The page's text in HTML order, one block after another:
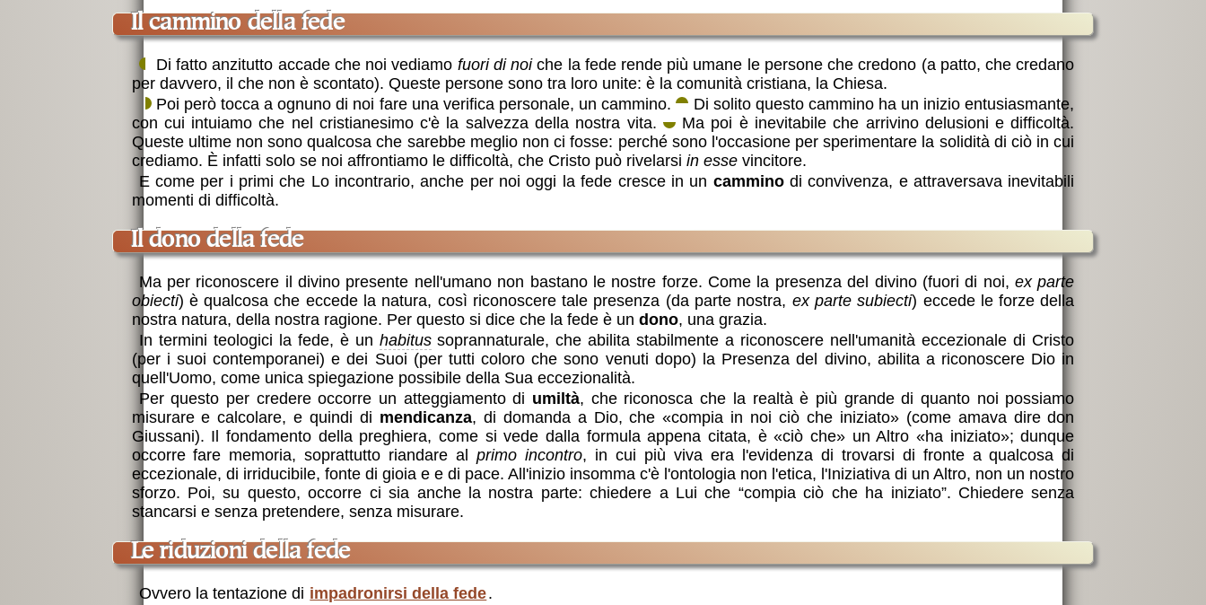
il cammino della fede
Di fatto anzitutto accade che noi vediamo fuori di noiche la fede rende più umane le persone che credono (a patto, che credano
per davvero, il che non è scontato). Queste persone sono tra loro unite: è la comunità cristiana, la Chiesa.
Poi però tocca a ognuno di noi fare una verifica personale, un cammino.
Di solito questo cammino ha un inizio entusiasmante,
con cui intuiamo che nel cristianesimo c'è la salvezza della nostra vita.
Ma poi è inevitabile che arrivino delusioni e difficoltà.
Queste ultime non sono qualcosa che sarebbe meglio non ci fosse: perché sono l'occasione per sperimentare la solidità di ciò in cui
crediamo. È infatti solo se noi affrontiamo le difficoltà, che Cristo può rivelarsi in essevincitore.
E come per i primi che Lo incontrario, anche per noi oggi la fede cresce in un camminodi convivenza, e attraversava inevitabili
momenti di difficoltà.
Il dono della fede
Ma per riconoscere il divino presente nell'umano non bastano le nostre forze. Come la presenza del divino (fuori di noi,ex parte
obiecti) è qualcosa che eccede la natura, così riconoscere tale presenza (da parte nostra, ex parte subiecti) eccede le forze della
nostra natura, della nostra ragione. Per questo si dice che la fede è un dono, una grazia.
In termini teologici la fede, è un habitussoprannaturale, che abilita stabilmente a riconoscere nell'umanità eccezionale di Cristo
(per i suoi contemporanei) e dei Suoi (per tutti coloro che sono venuti dopo) la Presenza del divino, abilita a riconoscere Dio in
quell'Uomo, come unica spiegazione possibile della Sua eccezionalità.
Per questo per credere occorre un atteggiamento di umiltà, che riconosca che la realtà è più grande di quanto noi possiamo
misurare e calcolare, e quindi di mendicanza, di domanda a Dio, che «compia in noi ciò che iniziato» (come amava dire don
Giussani). Il fondamento della preghiera, come si vede dalla formula appena citata, è «ciò che» un Altro «ha iniziato»; dunque
occorre fare memoria, soprattutto riandare alprimo incontro, in cui più viva era l'evidenza di trovarsi di fronte a qualcosa di
eccezionale, di irriducibile, fonte di gioia e e di pace. All'inizio insomma c'è l'ontologia non l'etica, l'Iniziativa di un Altro, non un nostro
sforzo. Poi, su questo, occorre ci sia anche la nostra parte: chiedere a Lui che “compia ciò che ha iniziato”. Chiedere senza
stancarsi e senza pretendere, senza misurare.
Le riduzioni della fede
Ovvero la tentazione di impadronirsi della fede.